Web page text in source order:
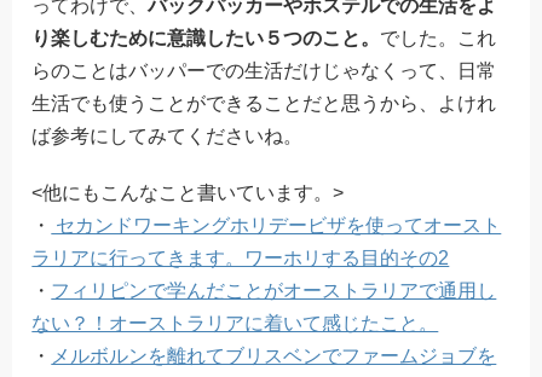
ってわけで、バックパッカーやホステルでの生活をよ
り楽しむために意識したい５つのこと。 でした。これ
らのことはバッパーでの生活だけじゃなくって、日常
生活でも使うことができることだと思うから、よけれ
ば参考にしてみてくださいね。
<他にもこんなこと書いています。>
・
セカンドワーキングホリデービザを使ってオースト
ラリアに行ってきます。ワーホリする目的その2
・ フィリピンで学んだことがオーストラリアで通用し
ない？！オーストラリアに着いて感じたこと。
・ メルボルンを離れてブリスベンでファームジョブを